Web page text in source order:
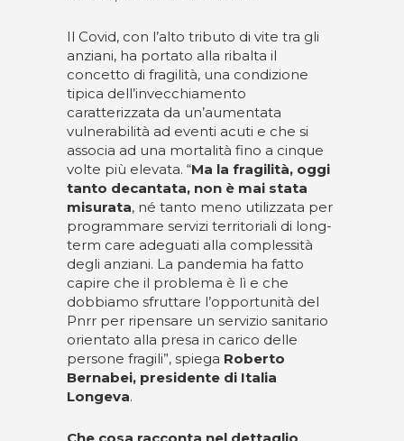
Il Covid, con l’alto tributo di vite tra gli
anziani, ha portato alla ribalta il
concetto di fragilità, una condizione
tipica dell’invecchiamento
caratterizzata da un’aumentata
vulnerabilità ad eventi acuti e che si
associa ad una mortalità fino a cinque
volte più elevata. “Ma la fragilità, oggi
tanto decantata, non è mai stata
misurata, né tanto meno utilizzata per
programmare servizi territoriali di long-
term care adeguati alla complessità
degli anziani. La pandemia ha fatto
capire che il problema è lì e che
dobbiamo sfruttare l’opportunità del
Pnrr per ripensare un servizio sanitario
orientato alla presa in carico delle
persone fragili”, spiega Roberto
Bernabei, presidente di Italia
Longeva.